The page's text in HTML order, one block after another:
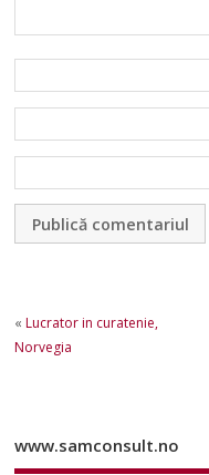
«Lucrator in curatenie,
Norvegia
www.samconsult.no